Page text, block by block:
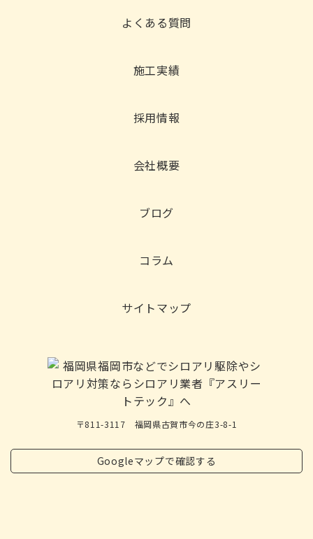
よくある質問
施工実績
採用情報
会社概要
ブログ
コラム
サイトマップ
〒811-3117 福岡県古賀市今の庄3-8-1
Googleマップで確認する